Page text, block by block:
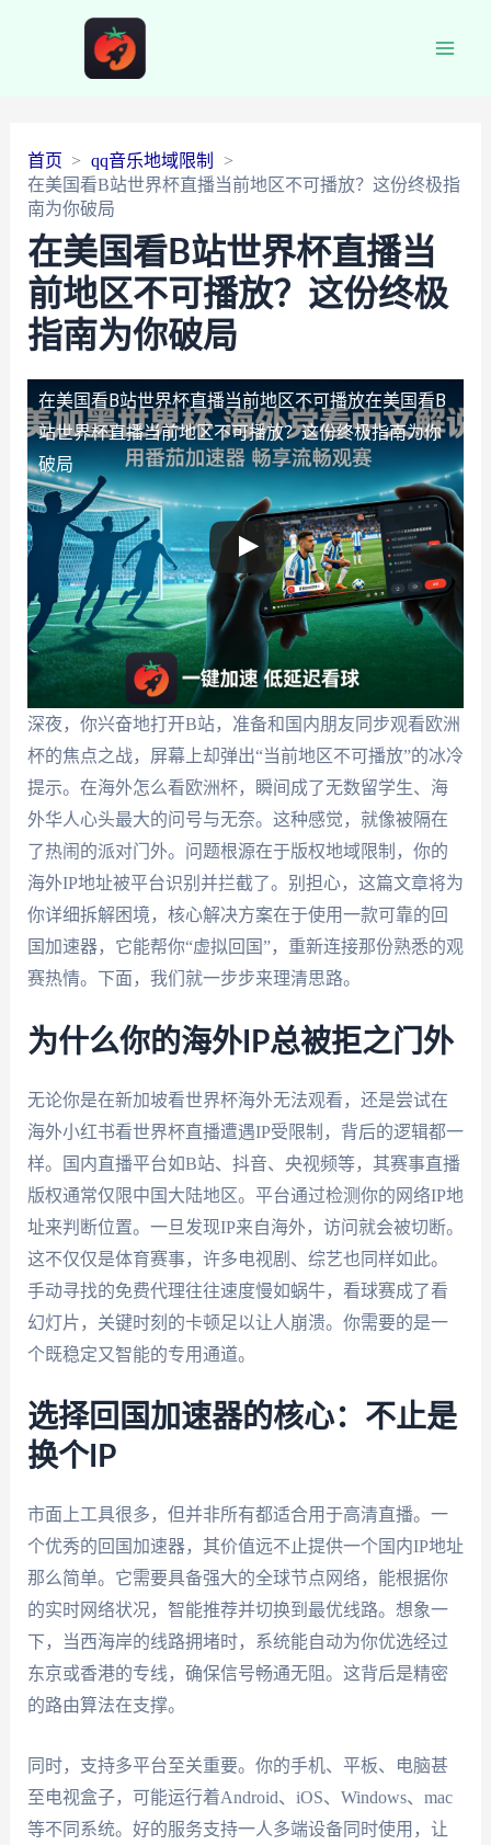
首页
qq音乐地域限制
在美国看B站世界杯直播当前地区不可播放？这份终极指
南为你破局
在美国看B站世界杯直播当
前地区不可播放？这份终极
指南为你破局
在美国看B站世界杯直播当前地区不可播放在美国看B
站世界杯直播当前地区不可播放？这份终极指南为你
破局
深夜，你兴奋地打开B站，准备和国内朋友同步观看欧洲
杯的焦点之战，屏幕上却弹出“当前地区不可播放”的冰冷
提示。在海外怎么看欧洲杯，瞬间成了无数留学生、海
外华人心头最大的问号与无奈。这种感觉，就像被隔在
了热闹的派对门外。问题根源在于版权地域限制，你的
海外IP地址被平台识别并拦截了。别担心，这篇文章将为
你详细拆解困境，核心解决方案在于使用一款可靠的回
国加速器，它能帮你“虚拟回国”，重新连接那份熟悉的观
赛热情。下面，我们就一步步来理清思路。
为什么你的海外IP总被拒之门外
无论你是在新加坡看世界杯海外无法观看，还是尝试在
海外小红书看世界杯直播遭遇IP受限制，背后的逻辑都一
样。国内直播平台如B站、抖音、央视频等，其赛事直播
版权通常仅限中国大陆地区。平台通过检测你的网络IP地
址来判断位置。一旦发现IP来自海外，访问就会被切断。
这不仅仅是体育赛事，许多电视剧、综艺也同样如此。
手动寻找的免费代理往往速度慢如蜗牛，看球赛成了看
幻灯片，关键时刻的卡顿足以让人崩溃。你需要的是一
个既稳定又智能的专用通道。
选择回国加速器的核心：不止是
换个IP
市面上工具很多，但并非所有都适合用于高清直播。一
个优秀的回国加速器，其价值远不止提供一个国内IP地址
那么简单。它需要具备强大的全球节点网络，能根据你
的实时网络状况，智能推荐并切换到最优线路。想象一
下，当西海岸的线路拥堵时，系统能自动为你优选经过
东京或香港的专线，确保信号畅通无阻。这背后是精密
的路由算法在支撑。
同时，支持多平台至关重要。你的手机、平板、电脑甚
至电视盒子，可能运行着Android、iOS、Windows、mac
等不同系统。好的服务支持一人多端设备同时使用，让